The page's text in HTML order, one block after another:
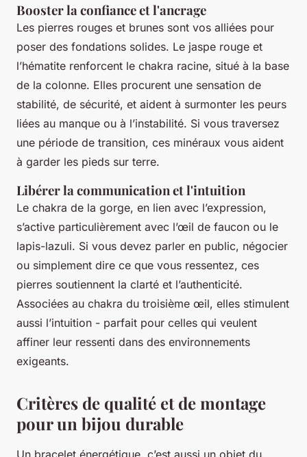
Booster la confiance et l'ancrage
Les pierres rouges et brunes sont vos alliées pour
poser des fondations solides. Le jaspe rouge et
l’hématite renforcent le chakra racine, situé à la base
de la colonne. Elles procurent une sensation de
stabilité, de sécurité, et aident à surmonter les peurs
liées au manque ou à l’instabilité. Si vous traversez
une période de transition, ces minéraux vous aident
à garder les pieds sur terre.
Libérer la communication et l'intuition
Le chakra de la gorge, en lien avec l’expression,
s’active particulièrement avec l’œil de faucon ou le
lapis-lazuli. Si vous devez parler en public, négocier
ou simplement dire ce que vous ressentez, ces
pierres soutiennent la clarté et l’authenticité.
Associées au chakra du troisième œil, elles stimulent
aussi l’intuition - parfait pour celles qui veulent
affiner leur ressenti dans des environnements
exigeants.
Critères de qualité et de montage
pour un bijou durable
Un bracelet énergétique, c’est aussi un objet du